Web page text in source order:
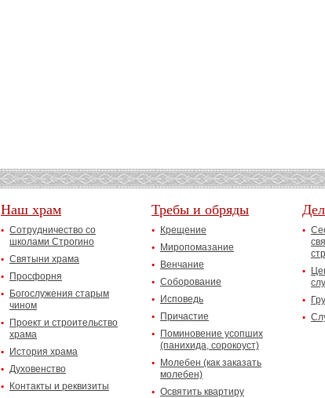
Наш храм
Сотрудничество со
школами Строгино
Святыни храма
Просфорня
Богослужения старым
чином
Проект и строительство
храма
История храма
Духовенство
Контакты и реквизиты
Требы и обряды
Крещение
Миропомазание
Венчание
Соборование
Исповедь
Причастие
Поминовение усопших
(панихида, сорокоуст)
Молебен (как заказать
молебен)
Освятить квартиру